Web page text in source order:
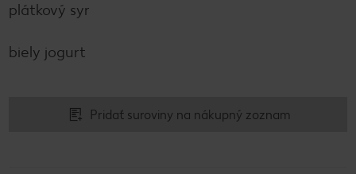
plátkový syr
biely jogurt
Pridať suroviny na nákupný zoznam